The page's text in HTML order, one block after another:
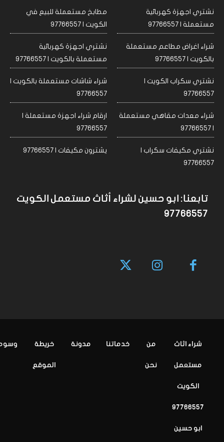
نشتري اجهزة كهربائية
مستعملة | 97766557
مطابخ مستعملة للبيع في
الكويت | 97766557
شراء اغراض مطاعم مستعملة
بالكويت | 97766557
نشتري اجهزة كهربائية
مستعملة بالكويت | 97766557
نشتري سكراب الكويت |
97766557
شراء شاشات مستعملة بالكويت |
97766557
شراء معدات مقاهي مستعملة
| 97766557
ارقام شراء اجهزة مستعملة |
97766557
نشتري مكيفات سكراب |
97766557
يشترون مكيفات | 97766557
تابعنا: ابو حسين لشراء أثاث مستعمل الكويت
97766557
شراء اثاث
مستعمل
الكويت
97766557
ابو حسين
من
نحن
خدماتنا مدونة خريطة
الموقع